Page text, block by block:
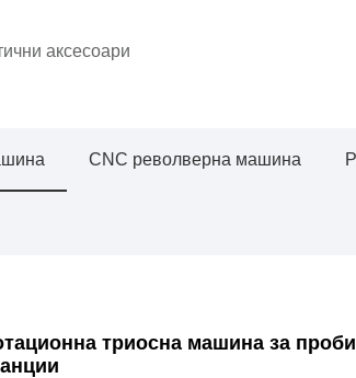
аксесоари
CNC револверна машина
триосна машина за